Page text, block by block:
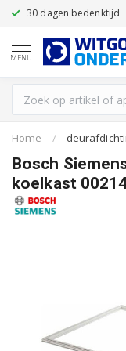
30 dagen bedenktijd
MENU
Home /
Bosch
koelkast